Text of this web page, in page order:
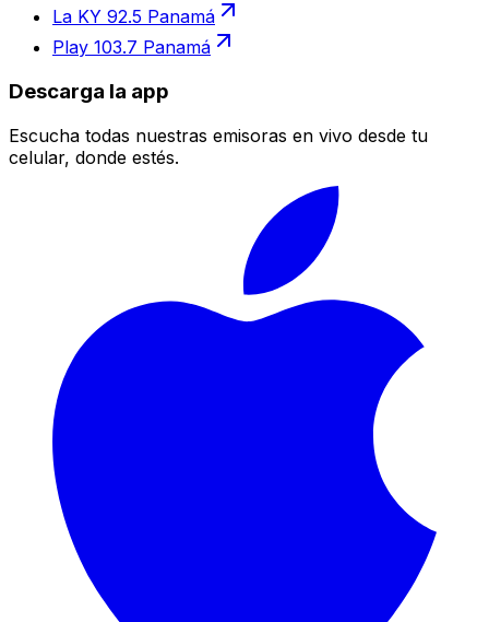
La KY 92.5 Panamá
Play 103.7 Panamá
Descarga la app
Escucha todas nuestras emisoras en vivo desde tu
celular, donde estés.